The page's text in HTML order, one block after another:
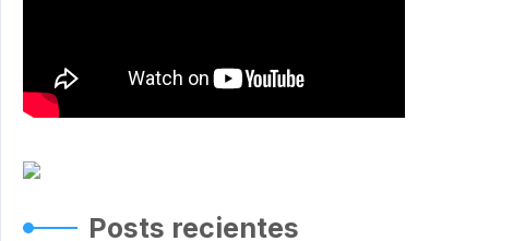
Posts recientes